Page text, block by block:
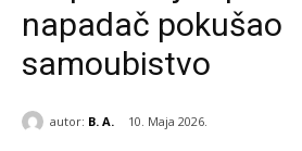
napadač pokušao
samoubistvo
autor: B. A. 10. Maja 2026.